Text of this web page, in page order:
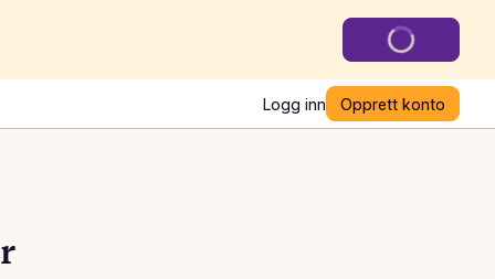
Logg inn Opprett konto